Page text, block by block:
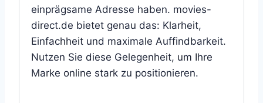
einprägsame Adresse haben. movies-
direct.de bietet genau das: Klarheit,
Einfachheit und maximale Auffindbarkeit.
Nutzen Sie diese Gelegenheit, um Ihre
Marke online stark zu positionieren.